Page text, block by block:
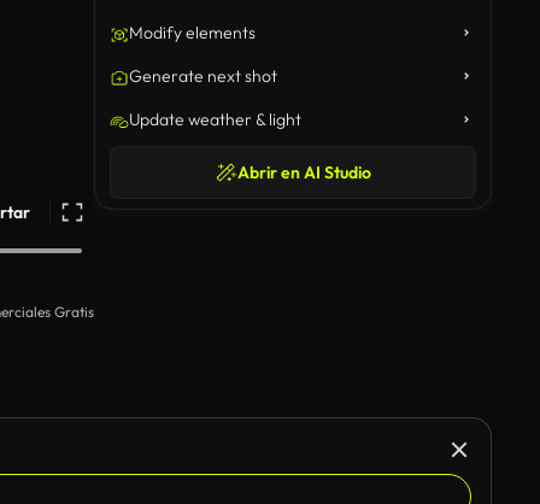
Gratis
Modify elements
Generate next shot
Update weather & light
Abrir en AI Studio